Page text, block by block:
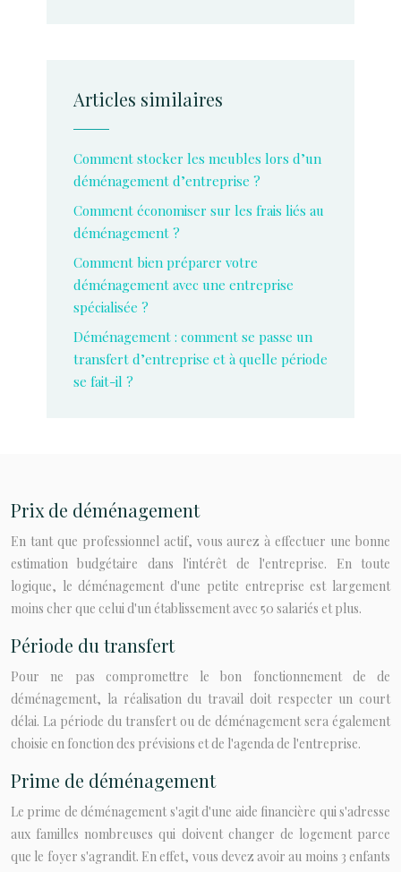
Articles similaires
Comment stocker les meubles lors d’un
déménagement d’entreprise ?
Comment économiser sur les frais liés au
déménagement ?
Comment bien préparer votre
déménagement avec une entreprise
spécialisée ?
Déménagement : comment se passe un
transfert d’entreprise et à quelle période
se fait-il ?
Prix de déménagement
En tant que professionnel actif, vous aurez à effectuer une bonne
estimation budgétaire dans l'intérêt de l'entreprise. En toute
logique, le déménagement d'une petite entreprise est largement
moins cher que celui d'un établissement avec 50 salariés et plus.
Période du transfert
Pour ne pas compromettre le bon fonctionnement de de
déménagement, la réalisation du travail doit respecter un court
délai. La période du transfert ou de déménagement sera également
choisie en fonction des prévisions et de l'agenda de l'entreprise.
Prime de déménagement
Le prime de déménagement s'agit d'une aide financière qui s'adresse
aux familles nombreuses qui doivent changer de logement parce
que le foyer s'agrandit. En effet, vous devez avoir au moins 3 enfants